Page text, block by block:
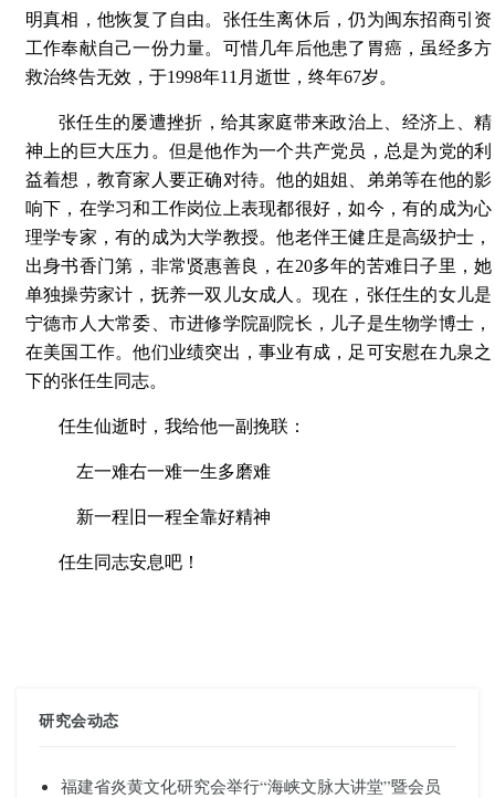
明真相，他恢复了自由。张任生离休后，仍为闽东招商引资
工作奉献自己一份力量。可惜几年后他患了胃癌，虽经多方
救治终告无效，于1998年11月逝世，终年67岁。
张任生的屡遭挫折，给其家庭带来政治上、经济上、精
神上的巨大压力。但是他作为一个共产党员，总是为党的利
益着想，教育家人要正确对待。他的姐姐、弟弟等在他的影
响下，在学习和工作岗位上表现都很好，如今，有的成为心
理学专家，有的成为大学教授。他老伴王健庄是高级护士，
出身书香门第，非常贤惠善良，在20多年的苦难日子里，她
单独操劳家计，抚养一双儿女成人。现在，张任生的女儿是
宁德市人大常委、市进修学院副院长，儿子是生物学博士，
在美国工作。他们业绩突出，事业有成，足可安慰在九泉之
下的张任生同志。
任生仙逝时，我给他一副挽联：
左一难右一难一生多磨难
新一程旧一程全靠好精神
任生同志安息吧！
研究会动态
福建省炎黄文化研究会举行“海峡文脉大讲堂”暨会员